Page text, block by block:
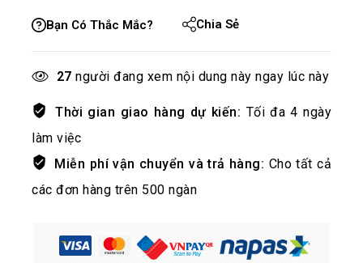
Bạn Có Thắc Mắc? Chia Sẻ
27 người đang xem nội dung này ngay lúc này
Thời gian giao hàng dự kiến: Tối đa 4 ngày
làm việc
Miễn phí vận chuyển và trả hàng: Cho tất cả
các đơn hàng trên 500 ngàn